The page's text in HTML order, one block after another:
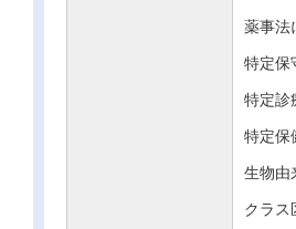
薬事
特定
特定
特定
生物
クラ